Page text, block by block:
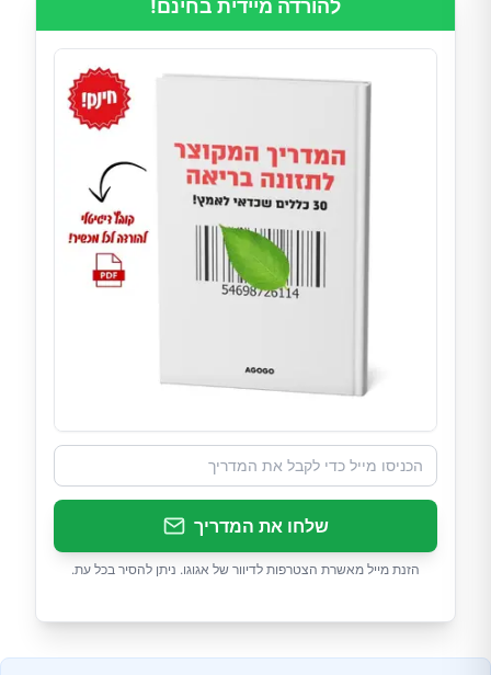
להורדה מיידית בחינם!
שלחו את המדריך
הזנת מייל מאשרת הצטרפות לדיוור של אגוגו. ניתן להסיר בכל עת.